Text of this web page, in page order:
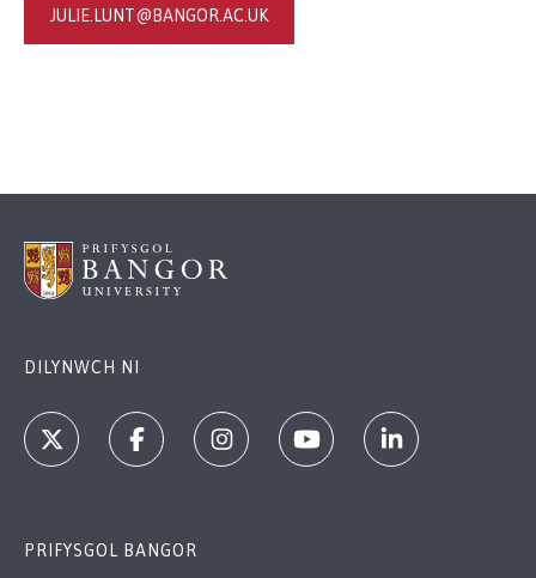
JULIE.LUNT@BANGOR.AC.UK
DILYNWCH NI
PRIFYSGOL BANGOR